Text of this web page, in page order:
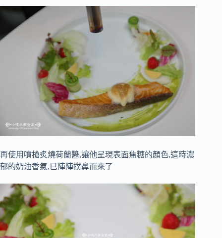
再使用噴槍炙燒荷蘭醬,讓他呈現表面焦糖的顏色,這時濃
郁的奶油香氣,已陣陣撲鼻而來了